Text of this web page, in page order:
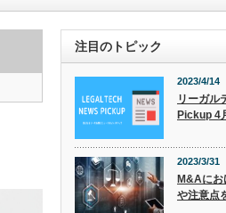
注目のトピック
2023/4/14
リーガル
Pickup 4
2023/3/31
M&Aに
や注意点